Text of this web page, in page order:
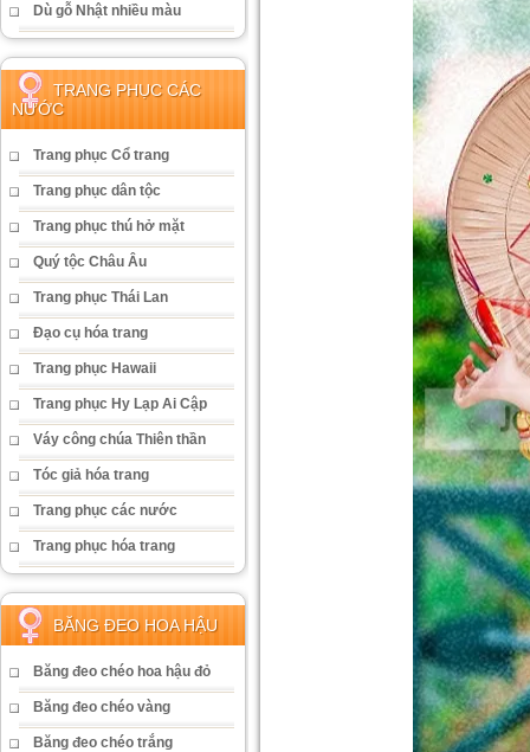
Dù gỗ Nhật nhiều màu
TRANG PHỤC CÁC
NƯỚC
Trang phục Cổ trang
Trang phục dân tộc
Trang phục thú hở mặt
Quý tộc Châu Âu
Trang phục Thái Lan
Đạo cụ hóa trang
Trang phục Hawaii
Trang phục Hy Lạp Ai Cập
Váy công chúa Thiên thần
Tóc giả hóa trang
Trang phục các nước
Trang phục hóa trang
BĂNG ĐEO HOA HẬU
Băng đeo chéo hoa hậu đỏ
Băng đeo chéo vàng
Băng đeo chéo trắng